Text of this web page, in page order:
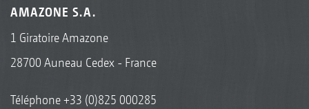
AMAZONE S.A.
1 Giratoire Amazone
28700 Auneau Cedex - France
Téléphone+33 (0)825 000285